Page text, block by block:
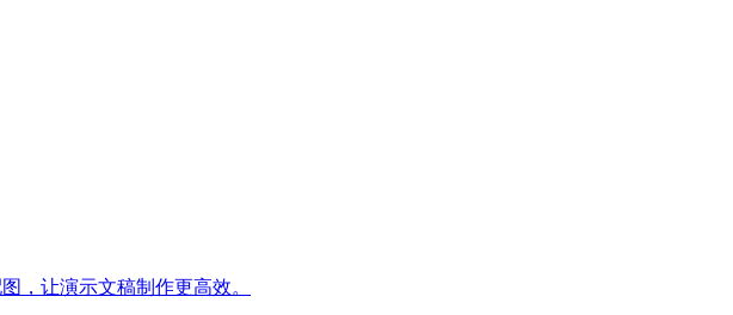
，让演示文稿制作更高效。